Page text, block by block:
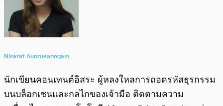
Nisarat Aunrueanngam
นักเขียนคอนเทนต์อิสระ ผู้หลงใหลการถอดรหัสธุรกรรม
บนบล็อกเชนและกลไกของเจ้ามือ ติดตามความ